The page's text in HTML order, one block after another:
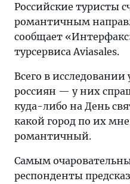
Российские туристы
романтичным
сообщает
турсервиса Aviasales.
Всего в исследовании
россиян — у них
куда-либо на День
какой город по их
романтичный.
Самым
респонденты